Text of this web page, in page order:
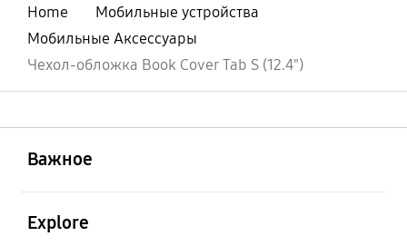
Home
Мобильные устройства
Мобильные Аксессуары
Чехол-обложка Book Cover Tab S (12.4")
Важное
Explore